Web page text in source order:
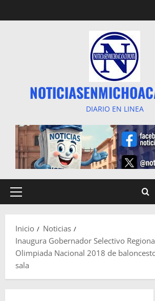
al
DIARIO EN LINEA
Menú
Inicio
Noticias
Inaugura Gobernador Selectivo
Olimpiada Nacional 2018 de
sala